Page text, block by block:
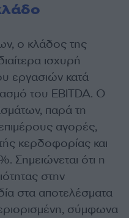
ο κλάδος της
ισχυρή
εργασιών κατά
του EBITDA. Ο
παρά τη
αγορές,
κερδοφορίας και
Σημειώνεται ότι η
στην
στα αποτελέσματα
σύμφωνα